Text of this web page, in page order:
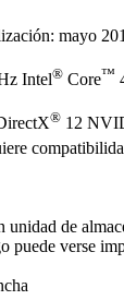
mayo
Intel® Core™
® 12
unidad de
puede verse